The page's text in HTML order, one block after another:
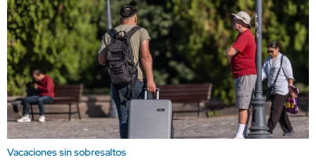
Vacaciones sin sobresaltos